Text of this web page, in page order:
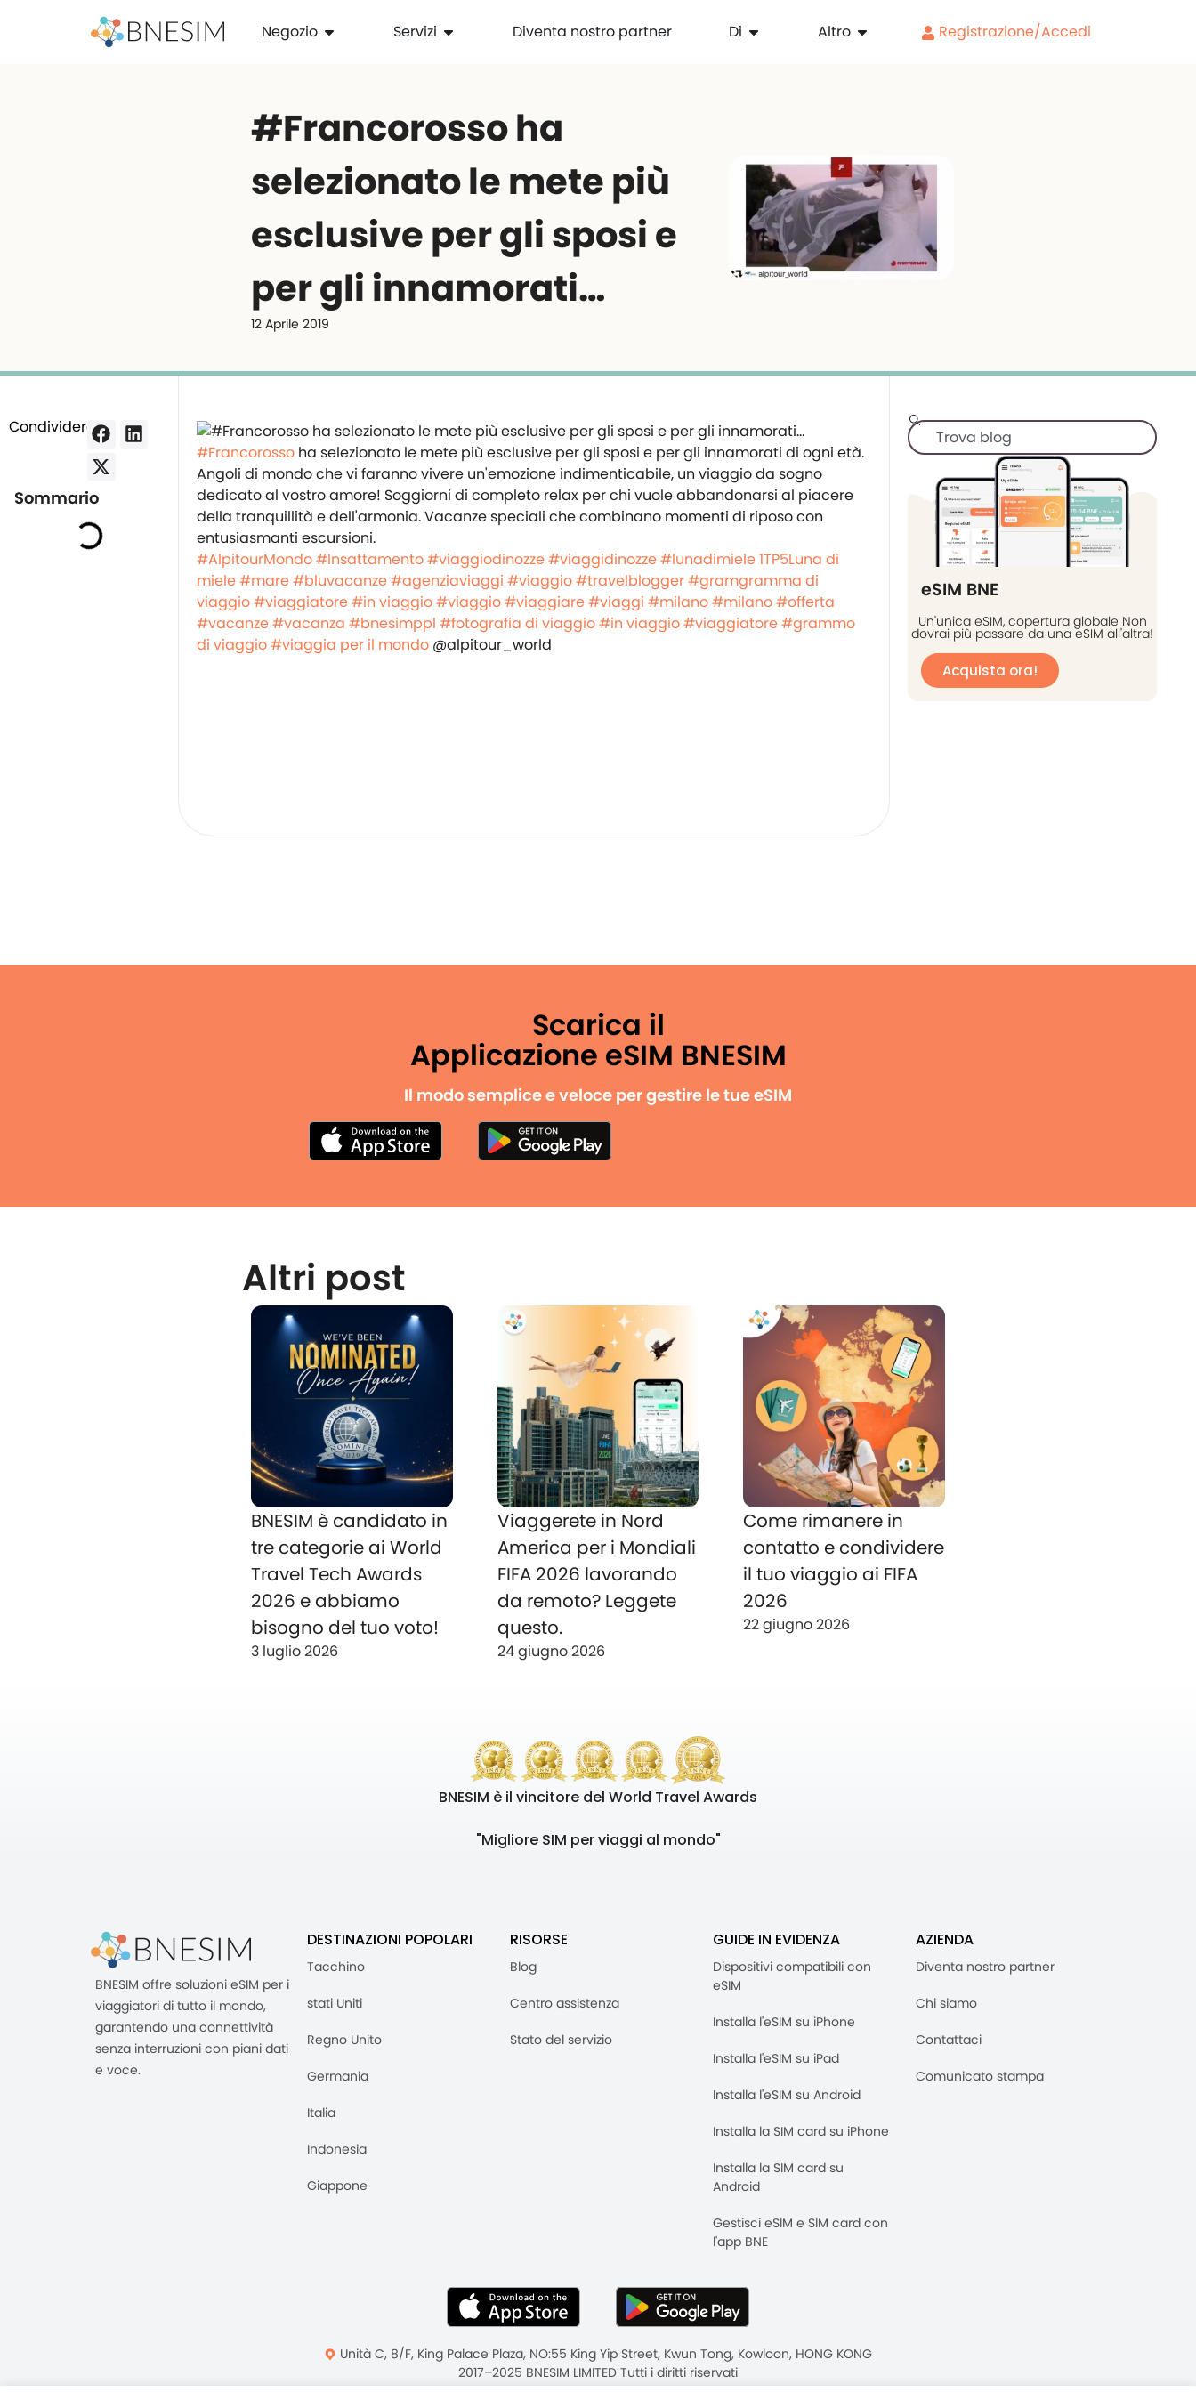
Negozio Servizi Diventa nostro partner Di Altro Registrazione/Accedi
#Francorosso ha
selezionato le mete più
esclusive per gli sposi e
per gli innamorati…
12 Aprile 2019
Condividere:
Sommario
#Francorosso ha selezionato le mete più esclusive per gli sposi e per gli innamorati di ogni età.
Angoli di mondo che vi faranno vivere un'emozione indimenticabile, un viaggio da sogno
dedicato al vostro amore! Soggiorni di completo relax per chi vuole abbandonarsi al piacere
della tranquillità e dell'armonia. Vacanze speciali che combinano momenti di riposo con
entusiasmanti escursioni.
#AlpitourMondo#Insattamento#viaggiodinozze#viaggidinozze#lunadimiele1TP5Luna di
miele#mare#bluvacanze#agenziaviaggi #viaggio#travelblogger#gramgramma di
viaggio#viaggiatore#in viaggio#viaggio#viaggiare#viaggi #milano#milano#offerta
#vacanze#vacanza #bnesimppl #fotografia di viaggio#in viaggio#viaggiatore#grammo
di viaggio#viaggia per il mondo @alpitour_world
eSIM BNE
Un'unica eSIM, copertura globale Non
dovrai più passare da una eSIM all'altra!
Acquista ora!
Scarica il
Applicazione eSIM BNESIM
Il modo semplice e veloce per gestire le tue eSIM
Altri post
BNESIM è candidato in
tre categorie ai World
Travel Tech Awards
2026 e abbiamo
bisogno del tuo voto!
3 luglio 2026
Viaggerete in Nord
America per i Mondiali
FIFA 2026 lavorando
da remoto? Leggete
questo.
24 giugno 2026
Come rimanere in
contatto e condividere
il tuo viaggio ai FIFA
2026
22 giugno 2026
BNESIM è il vincitore del World Travel Awards
"Migliore SIM per viaggi al mondo"
BNESIM offre soluzioni eSIM per i
viaggiatori di tutto il mondo,
garantendo una connettività
senza interruzioni con piani dati
e voce.
DESTINAZIONI POPOLARI
Tacchino
stati Uniti
Regno Unito
Germania
Italia
Indonesia
Giappone
RISORSE
Blog
Centro assistenza
Stato del servizio
GUIDE IN EVIDENZA
Dispositivi compatibili con
eSIM
Installa l'eSIM su iPhone
Installa l'eSIM su iPad
Installa l'eSIM su Android
Installa la SIM card su iPhone
Installa la SIM card su
Android
Gestisci eSIM e SIM card con
l'app BNE
AZIENDA
Diventa nostro partner
Chi siamo
Contattaci
Comunicato stampa
Unità C, 8/F, King Palace Plaza, NO:55 King Yip Street, Kwun Tong, Kowloon, HONG KONG
2017–2025 BNESIM LIMITED Tutti i diritti riservati